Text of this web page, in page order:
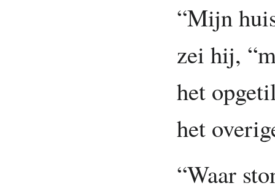
“Mijn
zei hij,
het
het
“Waar